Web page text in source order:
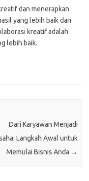
dan menerapkan
yang lebih baik dan
kreatif adalah
lebih baik.
Dari Karyawan Menjadi
Langkah Awal untuk
Memulai Bisnis Anda →